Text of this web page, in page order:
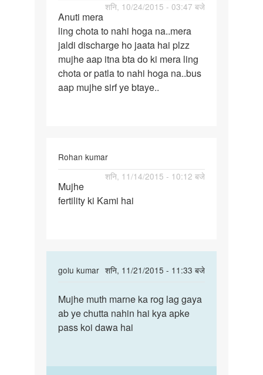
शनि, 10/24/2015 - 03:47 बजे
Anuti
mera
ling
chota
to
nahi
Anuti mera
ling chota to nahi hoga na..mera
jaldi discharge ho jaata hai plzz
mujhe aap itna bta do ki mera ling
chota or patla to nahi hoga na..bus
aap mujhe sirf ye btaye..
Rohan kumar
शनि, 11/14/2015 - 10:12 बजे
Mujhe
fertility
Mujhe
fertility ki Kami hai
golu kumar शनि, 11/21/2015 - 11:33 बजे
In
to
Mujhe
fertility
hai
Mujhe
muth
marne
lag
Mujhe muth marne ka rog lag gaya
ab ye chutta nahin hai kya apke
pass koi dawa hai